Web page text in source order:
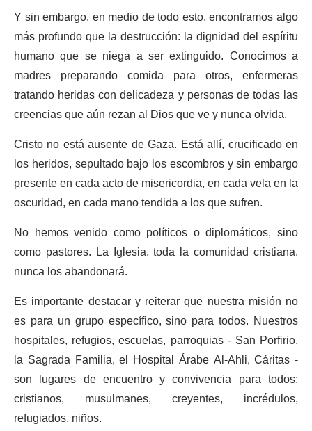
Y sin embargo, en medio de todo esto, encontramos algo
más profundo que la destrucción: la dignidad del espíritu
humano que se niega a ser extinguido. Conocimos a
madres preparando comida para otros, enfermeras
tratando heridas con delicadeza y personas de todas las
creencias que aún rezan al Dios que ve y nunca olvida.
Cristo no está ausente de Gaza. Está allí, crucificado en
los heridos, sepultado bajo los escombros y sin embargo
presente en cada acto de misericordia, en cada vela en la
oscuridad, en cada mano tendida a los que sufren.
No hemos venido como políticos o diplomáticos, sino
como pastores. La Iglesia, toda la comunidad cristiana,
nunca los abandonará.
Es importante destacar y reiterar que nuestra misión no
es para un grupo específico, sino para todos. Nuestros
hospitales, refugios, escuelas, parroquias - San Porfirio,
la Sagrada Familia, el Hospital Árabe Al-Ahli, Cáritas -
son lugares de encuentro y convivencia para todos:
cristianos, musulmanes, creyentes, incrédulos,
refugiados, niños.